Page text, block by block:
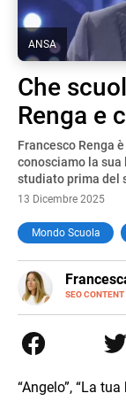
ANSA
Che
Renga e
Francesco Renga
conosciamo la sua
studiato prima del
13 Dicembre 2025
Mondo Scuola
SEO CONTENT
E-
MAIL
le
vita che
“Angelo”, “La